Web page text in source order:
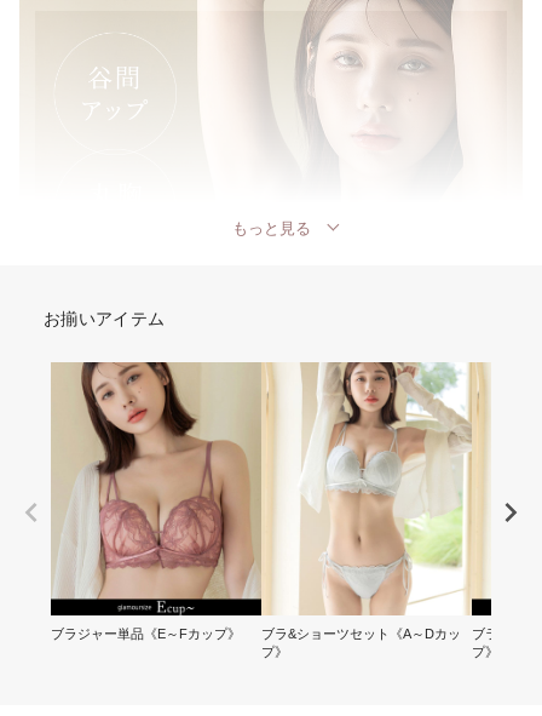
もっと見る
お揃いアイテム
ブラジャー単品《E～Fカップ》
ブラ&ショーツセット《A～Dカッ
プ》
ブラ&ショ
プ》